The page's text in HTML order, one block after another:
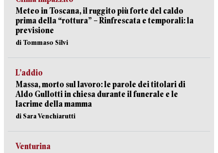
Meteo in Toscana, il ruggito più forte del caldo
prima della “rottura” – Rinfrescata e temporali: la
previsione
di Tommaso Silvi
L’addio
Massa, morto sul lavoro: le parole dei titolari di
Aldo Gullotti in chiesa durante il funerale e le
lacrime della mamma
di Sara Venchiarutti
Venturina